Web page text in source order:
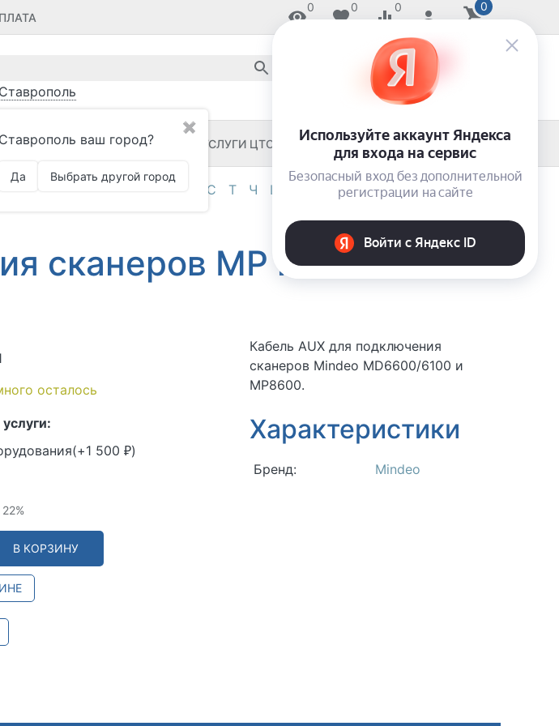
0 0 0 0
Ставрополь
✖
Ставрополь ваш город?
Да Выбрать другой город
8 800 2018-054
звонок по России бесплатный
8 (8652) 55-11-33
ЗАКАЖИ И ЗАБЕРИ СЕГОДНЯ!
ПРИНТЕРЫ ШК ПО УСЛУГИ ЦТО ЧЕКОВЫЕ ПРИНТЕРЫ
Z С Т Ч Ш 0-9
сканеров MP и
осталось
1 500 ₽)
В КОРЗИНУ
Кабель AUX для подключения
сканеров Mindeo MD6600/6100 и
MP8600.
Характеристики
Бренд: Mindeo